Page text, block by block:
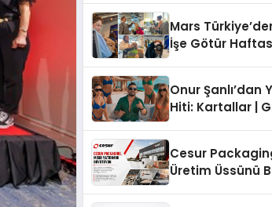
Mars
İşe Götür
Onur Şanlı’dan
Hiti: Kartallar |
Cesur
Üretim Üssünü